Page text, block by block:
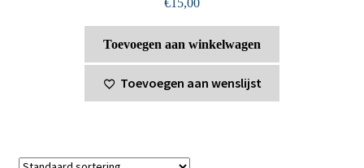
Toevoegen aan winkelwagen
Toevoegen aan wenslijst